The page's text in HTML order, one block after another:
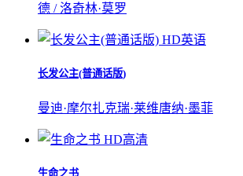
德 / 洛奇林·莫罗
HD英语
长发公主(普通话版)
曼迪·摩尔扎克瑞·莱维唐纳·墨菲
HD高清
生命之书